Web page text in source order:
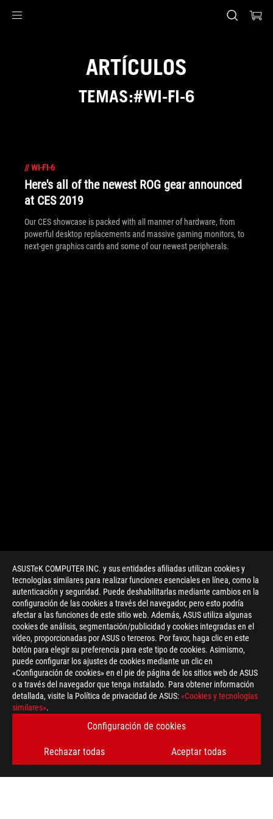
ASUSTeK COMPUTER INC. y sus entidades afiliadas utilizan cookies y
tecnologías similares para realizar funciones esenciales en línea, como la
autenticación y seguridad. Puede deshabilitarlas mediante cambios en la
configuración de las cookies a través del navegador, pero esto podría
afectar a las funciones de este sitio web. Además, ASUS utiliza algunas
cookies de análisis, segmentación/publicidad y cookies integradas en el
vídeo, proporcionadas por ASUS o terceros. Por favor, haga clic en este
botón para elegir su preferencia para este tipo de cookies. Asimismo,
puede configurar los ajustes de cookies mediante un clic en
«Configuración de cookies» en el pie de página de los sitios web de ASUS
o a través del navegador que tenga instalado. Para obtener información
detallada, visite la Política de privacidad de ASUS:«Cookies y tecnologías
similares».
Configuración de cookies
Rechazar todas Aceptar todas
ARTÍCULOS
TEMAS:#WI-FI-6
//WI-FI-6
Here's all of the newest ROG gear announced
at CES 2019
Our CES showcase is packed with all manner of hardware, from
powerful desktop replacements and massive gaming monitors, to
next-gen graphics cards and some of our newest peripherals.
> GAMING WI-FI 6
OBTÉN LAS ÚLTIMAS OFERTAS Y MÁS